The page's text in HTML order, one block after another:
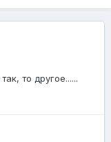
то другое......